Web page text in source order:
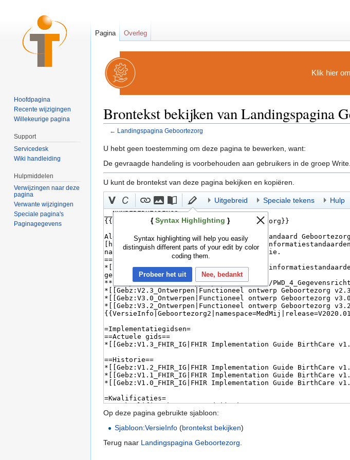
Klik hier
Brontekst bekijken van Landingspagina
← Landingspagina Geboortezorg
U hebt geen toestemming om deze pagina te bewerken, want:
De gevraagde handeling is voorbehouden aan gebruikers in de groep Write.
U kunt de brontekst van deze pagina bekijken en kopiëren.
Uitgebreid Speciale tekens Hulp
Op deze pagina gebruikte sjabloon:
Sjabloon:VersieInfo (brontekst bekijken)
Terug naar Landingspagina Geboortezorg
Pagina Overleg
Hoofdpagina
Recente wijzigingen
Willekeurige pagina
Support
Servicedesk
Wiki handleiding
Hulpmiddelen
Verwijzingen naar deze
pagina
Verwante wijzigingen
Speciale pagina's
Paginagegevens
{Syntax Highlighting }
Syntax highlighting will help you easily
distinguish different parts of your edit by color
coding them.
Probeer het uit Nee, bedankt